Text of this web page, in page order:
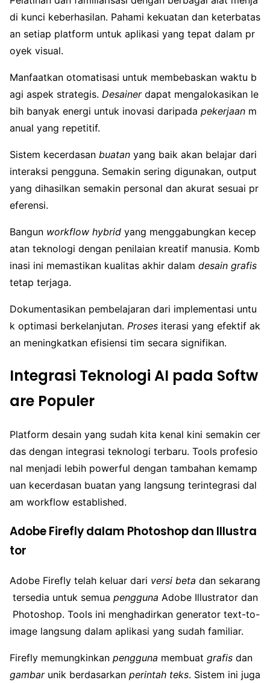
di kunci keberhasilan. Pahami kekuatan dan keterbatas
an setiap platform untuk aplikasi yang tepat dalam pr
oyek visual.
Manfaatkan otomatisasi untuk membebaskan waktu b
agi aspek strategis. Desainerdapat mengalokasikan le
bih banyak energi untuk inovasi daripada pekerjaan m
anual yang repetitif.
Sistem kecerdasan buatan yang baik akan belajar dari
interaksi pengguna. Semakin sering digunakan, output
yang dihasilkan semakin personal dan akurat sesuai pr
eferensi.
Bangun workflow hybrid yang menggabungkan kecep
atan teknologi dengan penilaian kreatif manusia. Komb
inasi ini memastikan kualitas akhir dalam desain grafis
tetap terjaga.
Dokumentasikan pembelajaran dari implementasi untu
k optimasi berkelanjutan. Proses iterasi yang efektif ak
an meningkatkan efisiensi tim secara signifikan.
Integrasi Teknologi AI pada Softw
are Populer
Platform desain yang sudah kita kenal kini semakin cer
das dengan integrasi teknologi terbaru. Tools profesio
nal menjadi lebih powerful dengan tambahan kemamp
uan kecerdasan buatan yang langsung terintegrasi dal
am workflow established.
Adobe Firefly dalam Photoshop dan Illustra
tor
Adobe Firefly telah keluar dari versi beta dan sekarang
tersedia untuk semua pengguna Adobe Illustrator dan
Photoshop. Tools ini menghadirkan generator text-to-
image langsung dalam aplikasi yang sudah familiar.
Firefly memungkinkan pengguna membuat grafis dan
gambarunik berdasarkan perintah teks. Sistem ini juga